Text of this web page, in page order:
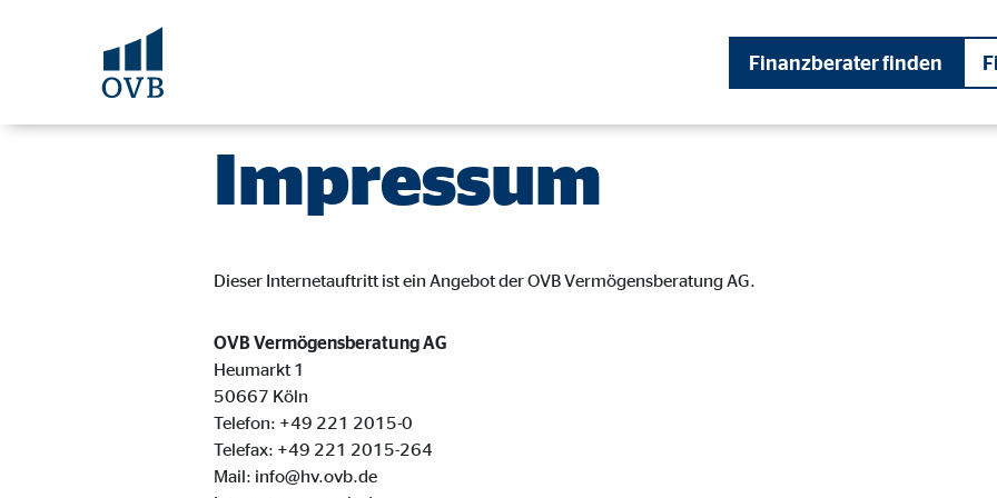
Finanzberater finden
Impressum
Dieser Internetauftritt ist ein Angebot der OVB Vermögensberatung AG.
OVB Vermögensberatung AG
Heumarkt 1
50667 Köln
Telefon: +49 221 2015-0
Telefax: +49 221 2015-264
Mail: info@hv.ovb.de